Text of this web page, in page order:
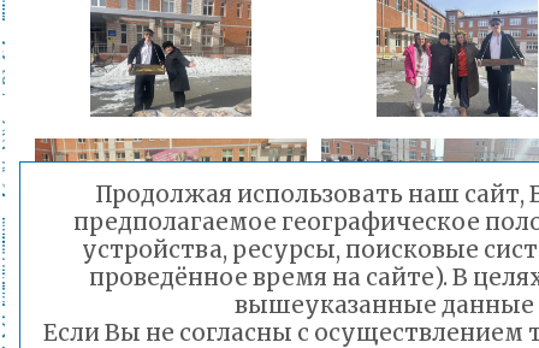
Продолжая использовать наш сайт,
предполагаемое географическое
устройства, ресурсы, поисковые
проведённое время на сайте). В
вышеуказанные данные
Если Вы не согласны с